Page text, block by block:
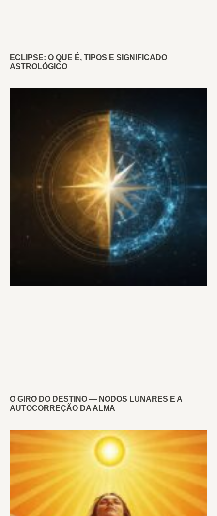
ECLIPSE: O QUE É, TIPOS E SIGNIFICADO
ASTROLÓGICO
O GIRO DO DESTINO — NODOS LUNARES E A
AUTOCORREÇÃO DA ALMA